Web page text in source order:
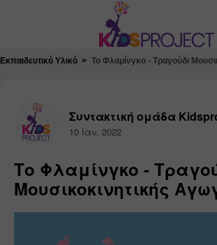
Κλείσιμο
Εκπαιδευτικό Υλικό Το Φλαμίνγκο - Τραγούδι
Συντακτική ομάδα
10 Ιαν, 2022
Το Φλαμίνγκο -
Μουσικοκινητικής